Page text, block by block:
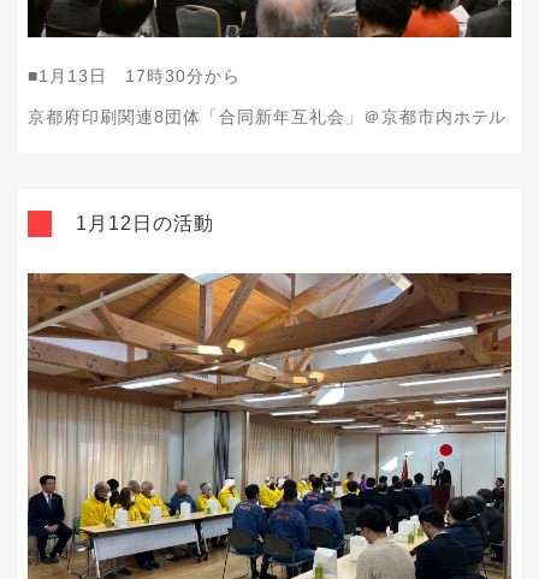
■1月13日 17時30分から
京都府印刷関連8団体「合同新年互礼会」＠京都市内ホテル
1月12日の活動